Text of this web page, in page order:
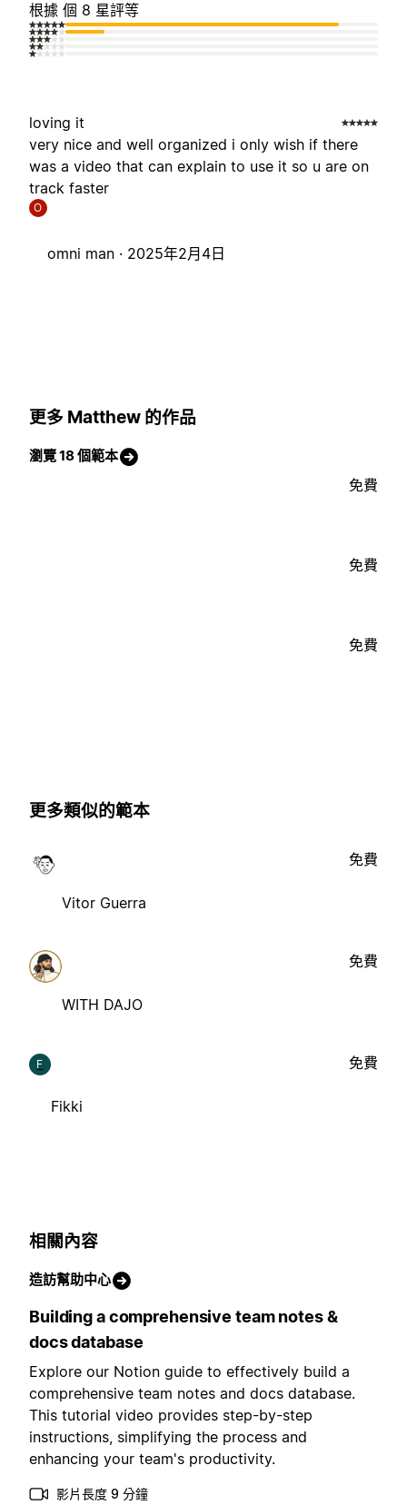
根據 個 8 星評等
loving it
very nice and well organized i only wish if there
was a video that can explain to use it so u are on
track faster
O
omni man · 2025年2月4日
更多 Matthew 的作品
瀏覽 18 個範本
免費
免費
免費
更多類似的範本
Vitor Guerra
免費
WITH DAJO
免費
F
Fikki
免費
相關內容
造訪幫助中心
Building a comprehensive team notes &
docs database
Explore our Notion guide to effectively build a
comprehensive team notes and docs database.
This tutorial video provides step-by-step
instructions, simplifying the process and
enhancing your team's productivity.
影片長度 9 分鐘